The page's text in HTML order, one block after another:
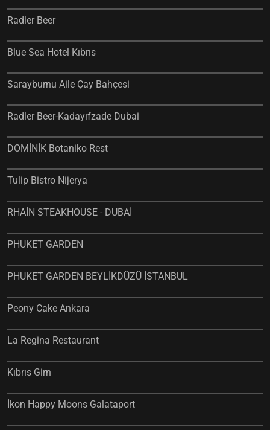
Radler Beer
Blue Sea Hotel Kıbrıs
Sarayburnu Aile Çay Bahçesi
Radler Beer-Kadayıfzade Dubai
DOMİNİK Botaniko Rest
Tulip Bistro Nijerya
RHAİN STEAKHOUSE - DUBAİ
PHUKET GARDEN
PHUKET GARDEN BEYLİKDÜZÜ İSTANBUL
Peony Cake Ankara
La Regina Restaurant
Kıbrıs Girn
İkon Happy Moons Galataport